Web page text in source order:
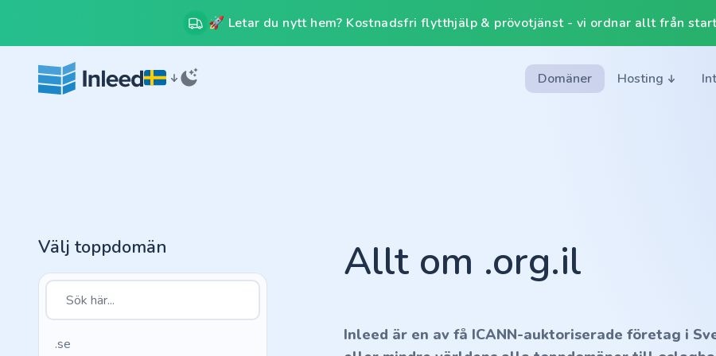
🚀 Letar du nytt hem? Kostnadsfri flytthjälp & prövotjänst - vi ordnar allt från
Domäner Hosting
Välj toppdomän
.se
Allt om .org.il
Inleed är en av få ICANN-auktoriserade företag i